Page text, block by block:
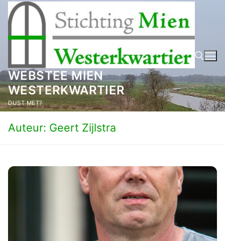
naar
inhoud
WEBSTEE MIEN
WESTERKWARTIER
DUST MET? Zoeken naar:
Auteur: Geert Zijlstra